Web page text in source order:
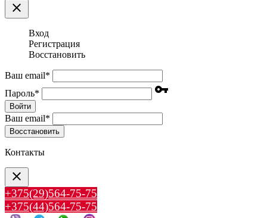
clear
Вход
Регистрация
Восстановить
Ваш email*
Пароль* vpn_key
Войти
Ваш email*
Воcстановить
Контакты
clear
+375(29)564-75-75
+375(44)564-75-75